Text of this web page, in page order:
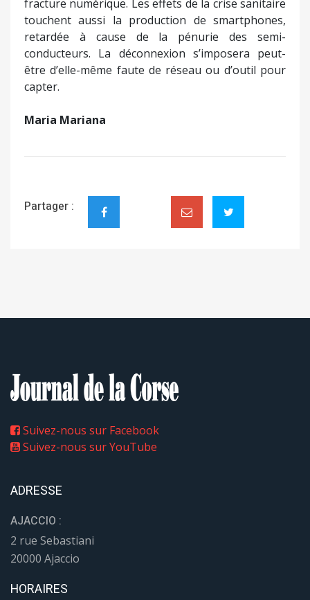
fracture numérique. Les effets de la crise sanitaire
touchent aussi la production de smartphones,
retardée à cause de la pénurie des semi-
conducteurs. La déconnexion s’imposera peut-
être d’elle-même faute de réseau ou d’outil pour
capter.
Maria Mariana
Partager :
Suivez-nous sur Facebook
Suivez-nous sur YouTube
ADRESSE
AJACCIO :
2 rue Sebastiani
20000 Ajaccio
HORAIRES